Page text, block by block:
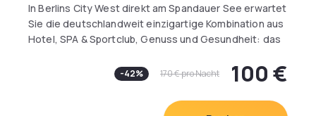
In Berlins City West direkt am Spandauer See erwartet
Sie die deutschlandweit einzigartige Kombination aus
Hotel, SPA & Sportclub, Genuss und Gesundheit: das
Hinter der historischen Backsteinfassade der
ehemaligen Schultheiss-Brauerei verbindet sich
-42% 170 €pro Nacht 100 €